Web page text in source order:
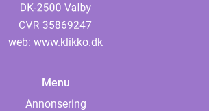
web: www.klikko.dk
Menu
Annonsering